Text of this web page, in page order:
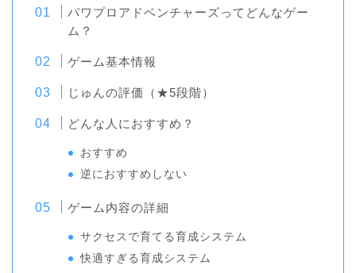
パワプロアドベンチャーズってどんなゲー
ム？
ゲーム基本情報
じゅんの評価（★5段階）
どんな人におすすめ？
おすすめ
逆におすすめしない
ゲーム内容の詳細
サクセスで育てる育成システム
快適すぎる育成システム